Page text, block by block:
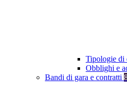
Tipologie di
Obblighi e
Bandi di gara e contratti